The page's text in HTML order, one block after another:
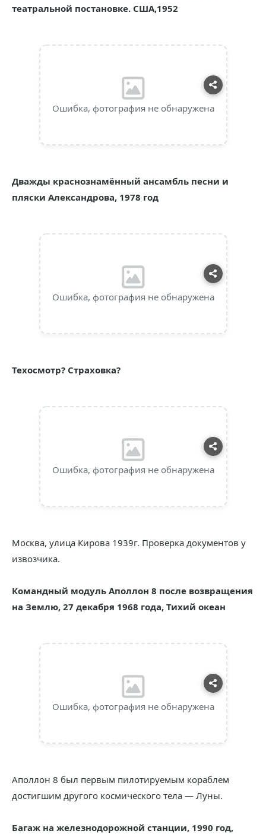
театральной постановке. США,1952
Ошибка, фотография не обнаружена
Дважды краснознамённый ансамбль песни и
пляски Александрова, 1978 год
Ошибка, фотография не обнаружена
Техосмотр? Страховка?
Ошибка, фотография не обнаружена
Москва, улица Кирова 1939г. Проверка документов у
извозчика.
Командный модуль Аполлон 8 после возвращения
на Землю, 27 декабря 1968 года, Тихий океан
Ошибка, фотография не обнаружена
Аполлон 8 был первым пилотируемым кораблем
достигшим другого космического тела — Луны.
Багаж на железнодорожной станции, 1990 год,